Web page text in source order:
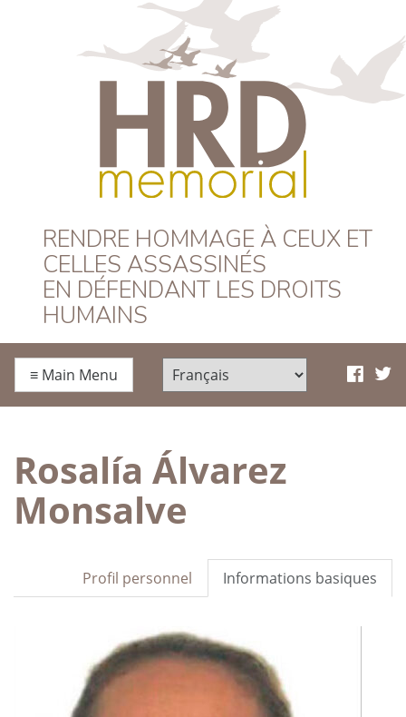
HRD Memorial –
Français
RENDRE HOMMAGE À CEUX ET
CELLES ASSASSINÉS
EN DÉFENDANT LES DROITS
HUMAINS
≡ Main Menu
Rosalía Álvarez
Monsalve
Informations basiques
Profil personnel